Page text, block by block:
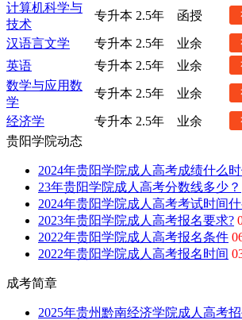
计算机科学与
技术
专升本 2.5年 函授
汉语言文学
专升本 2.5年 业余
英语
专升本 2.5年 业余
数学与应用数
学
专升本 2.5年 业余
经济学
专升本 2.5年 业余
贵阳学院动态
2024年贵阳学院成人高考成绩什么时
23年贵阳学院成人高考分数线多少？
2024年贵阳学院成人高考考试时间
2023年贵阳学院成人高考报名要求?
2022年贵阳学院成人高考报名条件
2022年贵阳学院成人高考报名时间
成考简章
2025年贵州黔南经济学院成人高考